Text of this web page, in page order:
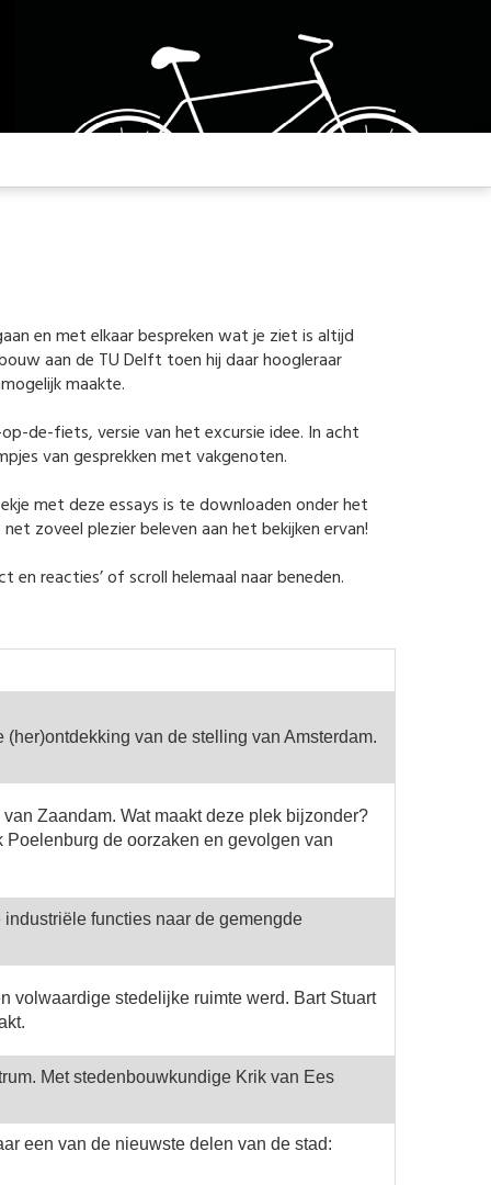
en met elkaar bespreken wat je ziet is altijd
aan de TU Delft toen hij daar hoogleraar
maakte.
de-fiets, versie van het excursie idee. In acht
van gesprekken met vakgenoten.
met deze essays is te downloaden onder het
zoveel plezier beleven aan het bekijken ervan!
en reacties’ of scroll helemaal naar beneden.
van de stelling van Amsterdam.
Zaandam. Wat maakt deze plek bijzonder?
de oorzaken en gevolgen van
functies naar de gemengde
volwaardige stedelijke ruimte werd. Bart Stuart
Met stedenbouwkundige Krik van Ees
een van de nieuwste delen van de stad: